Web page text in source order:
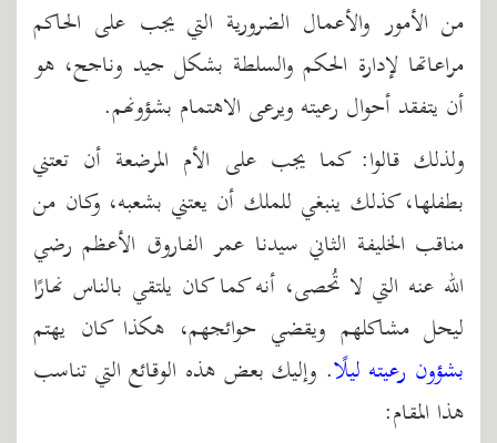
من الأمور والأعمال الضرورية التي يجب على الحاكم
مراعاتها لإدارة الحكم والسلطة بشكل جيد وناجح، هو
أن يتفقد أحوال رعيته ويرعى الاهتمام بشؤونهم.
ولذلك قالوا: كما يجب على الأم المرضعة أن تعتني
بطفلها، كذلك ينبغي للملك أن يعتني بشعبه، وكان من
مناقب الخليفة الثاني سيدنا عمر الفاروق الأعظم رضي
الله عنه التي لا تُحصى، أنه كما كان يلتقي بالناس نهارًا
ليحل مشاكلهم ويقضي حوائجهم، هكذا كان يهتم
بشؤون رعيته ليلًا. وإليك بعض هذه الوقائع التي تناسب
هذا المقام: